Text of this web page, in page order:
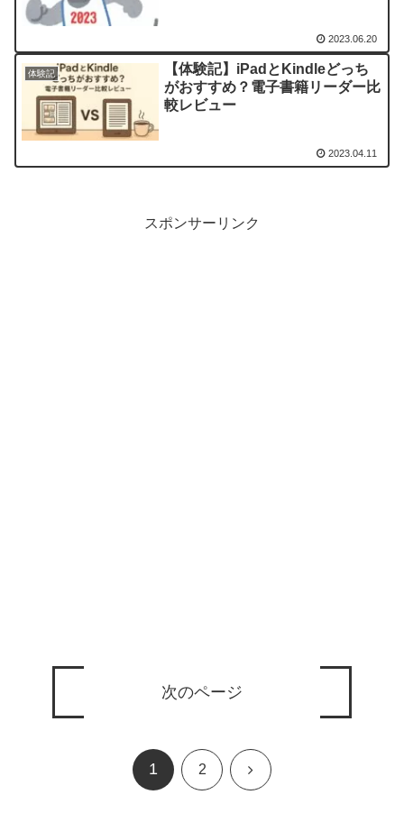
2023.06.20
体験記
【体験記】iPadとKindleどっち
がおすすめ？電子書籍リーダー比
較レビュー
2023.04.11
スポンサーリンク
次のページ
1 2 次